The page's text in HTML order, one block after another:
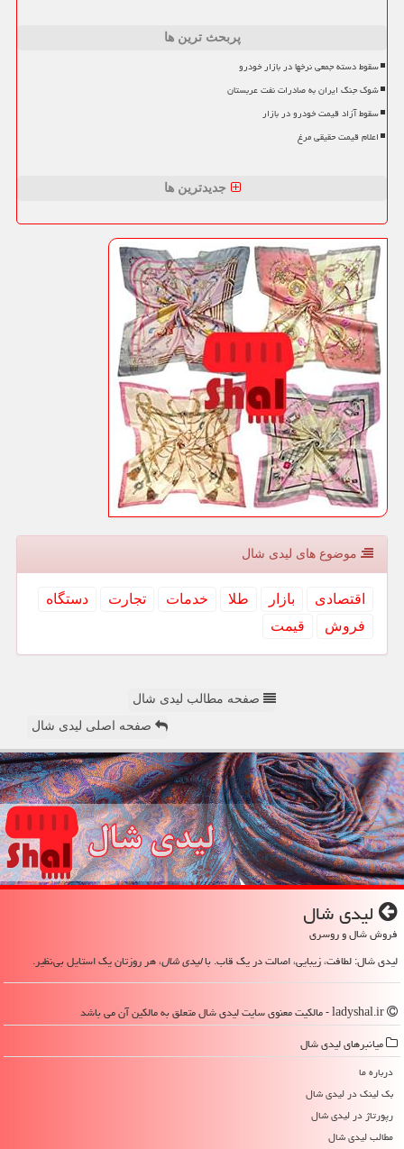
پربحث ترین ها
سقوط دسته جمعی نرخها در بازار خودرو
شوک جنگ ایران به صادرات نفت عربستان
سقوط آزاد قیمت خودرو در بازار
اعلام قیمت حقیقی مرغ
جدیدترین ها
موضوع های لیدی شال
اقتصادی بازار طلا خدمات تجارت
دستگاه
فروش
قیمت
صفحه مطالب لیدی شال
صفحه اصلی لیدی شال
لیدی شال
فروش شال و روسری
لیدی شال: لطافت، زیبایی، اصالت در یک قاب. بالیدی شال، هر روزتان یک استایل بی‌نظیر.
میانبرهای لیدی شال
درباره ما
بک لینک در لیدی شال
رپورتاژ در لیدی شال
مطالب لیدی شال